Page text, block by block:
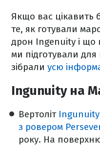
Якщо вас цікавить
те, як готували
дрон Ingenuity і що
ми підготували для
зібрали усю
Ingunuity на
Вертоліт
з ровером
року. На